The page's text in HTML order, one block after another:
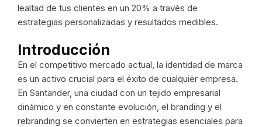
lealtad de tus clientes en un 20% a través de
estrategias personalizadas y resultados medibles.
Introducción
En el competitivo mercado actual, la identidad de marca
es un activo crucial para el éxito de cualquier empresa.
En Santander, una ciudad con un tejido empresarial
dinámico y en constante evolución, el branding y el
rebranding se convierten en estrategias esenciales para